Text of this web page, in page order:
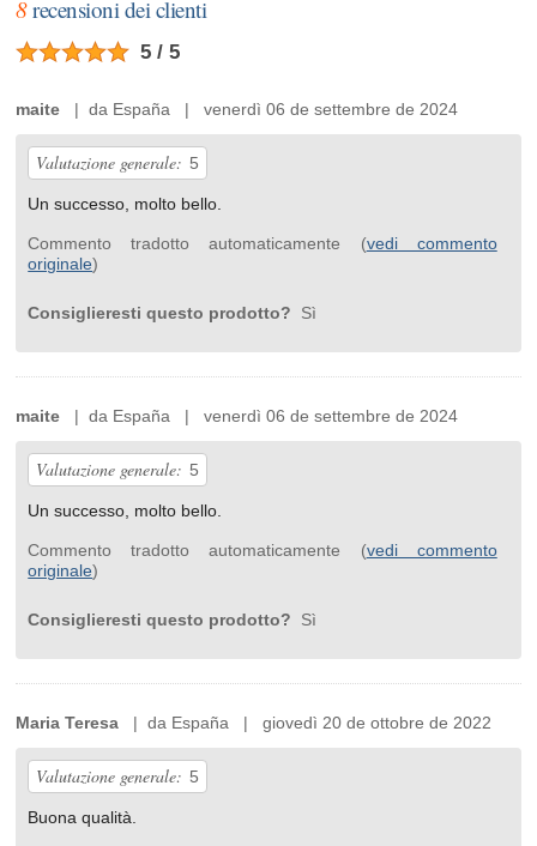
8recensioni dei clienti
5 / 5
maite | da España | venerdì 06 de settembre de 2024
Valutazione generale: 5
Un successo, molto bello.
Commento tradotto automaticamente (vedi commento
originale)
Consiglieresti questo prodotto? Sì
maite | da España | venerdì 06 de settembre de 2024
Valutazione generale: 5
Un successo, molto bello.
Commento tradotto automaticamente (vedi commento
originale)
Consiglieresti questo prodotto? Sì
Maria Teresa | da España | giovedì 20 de ottobre de 2022
Valutazione generale: 5
Buona qualità.